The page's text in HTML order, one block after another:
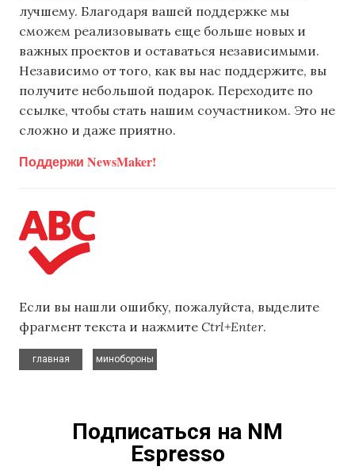
лучшему. Благодаря вашей поддержке мы
сможем реализовывать еще больше новых и
важных проектов и оставаться независимыми.
Независимо от того, как вы нас поддержите, вы
получите небольшой подарок. Переходите по
ссылке, чтобы стать нашим соучастником. Это не
сложно и даже приятно.
Поддержи NewsMaker!
Если вы нашли ошибку, пожалуйста, выделите
фрагмент текста и нажмите Ctrl+Enter.
главная
минобороны
Подписаться на NM
Espresso